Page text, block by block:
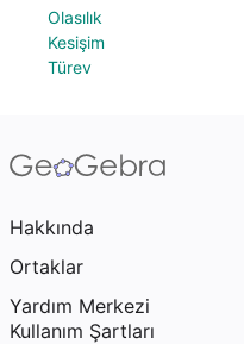
Olasılık
Kesişim
Türev
Hakkında
Ortaklar
Yardım Merkezi
Kullanım Şartları